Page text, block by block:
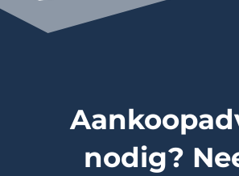
nodig?